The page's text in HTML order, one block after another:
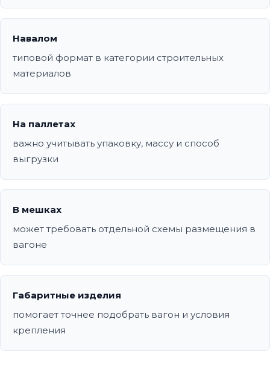
Навалом
типовой формат в категории строительных
материалов
На паллетах
важно учитывать упаковку, массу и способ
выгрузки
В мешках
может требовать отдельной схемы размещения в
вагоне
Габаритные изделия
помогает точнее подобрать вагон и условия
крепления